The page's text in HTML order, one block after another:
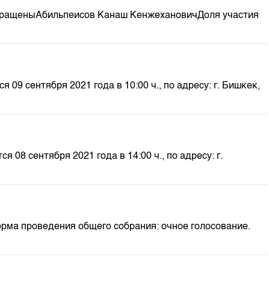
Канаш КенжехановичДоля участия
09 сентября 2021 года в 10:00 ч., по адресу: г. Бишкек,
08 сентября 2021 года в 14:00 ч., по адресу: г.
проведения общего собрания: очное голосование.